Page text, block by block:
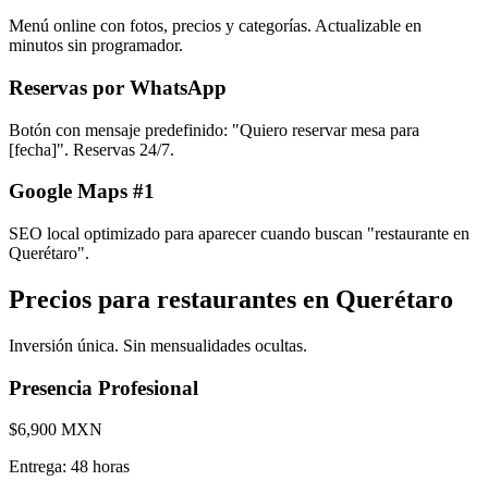
Menú online con fotos, precios y categorías. Actualizable en
minutos sin programador.
Reservas por WhatsApp
Botón con mensaje predefinido: "Quiero reservar mesa para
[fecha]". Reservas 24/7.
Google Maps #1
SEO local optimizado para aparecer cuando buscan "restaurante en
Querétaro".
Precios para restaurantes en Querétaro
Inversión única. Sin mensualidades ocultas.
Presencia Profesional
$6,900 MXN
Entrega: 48 horas